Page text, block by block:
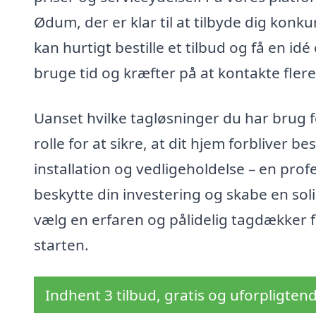
Ødum, der er klar til at tilbyde dig
kan hurtigt bestille et tilbud og få en
bruge tid og kræfter på at kontakte
Uanset hvilke tagløsninger du har
rolle for at sikre, at dit hjem forbliver
installation og vedligeholdelse – en
beskytte din investering og skabe en
vælg en erfaren og pålidelig tagdækker
starten.
Indhent 3 tilbud, gratis og